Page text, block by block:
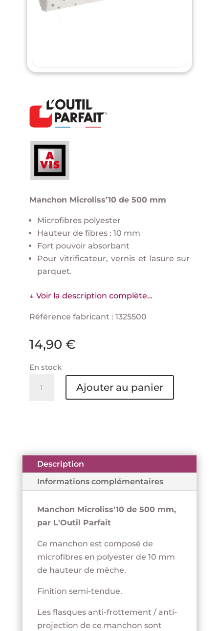
Manchon Microliss’10 de 500 mm
Microfibres polyester
Hauteur de fibres : 10 mm
Fort pouvoir absorbant
Pour vitrificateur, vernis et lasure sur
parquet.
↓ Voir la description complète…
Référence fabricant : 1325500
14,90 €
En stock
mm
L'OUTIL
PARFAIT
Ajouter au panier
Description
Informations complémentaires
Manchon Microliss'10 de 500 mm,
par L'Outil Parfait
Ce manchon est composé de
microfibres en polyester de 10 mm
de hauteur de mèche.
Finition semi-tendue.
Les flasques anti-frottement / anti-
projection de ce manchon sont